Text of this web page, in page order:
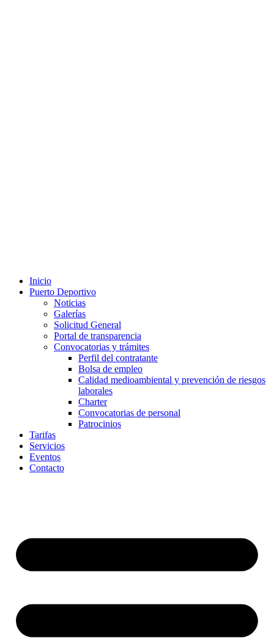
Inicio
Puerto Deportivo
Noticias
Galerías
Solicitud General
Portal de transparencia
Convocatorias y trámites
Perfil del contratante
Bolsa de empleo
Calidad medioambiental y prevención de riesgos
laborales
Charter
Convocatorias de personal
Patrocinios
Tarifas
Servicios
Eventos
Contacto